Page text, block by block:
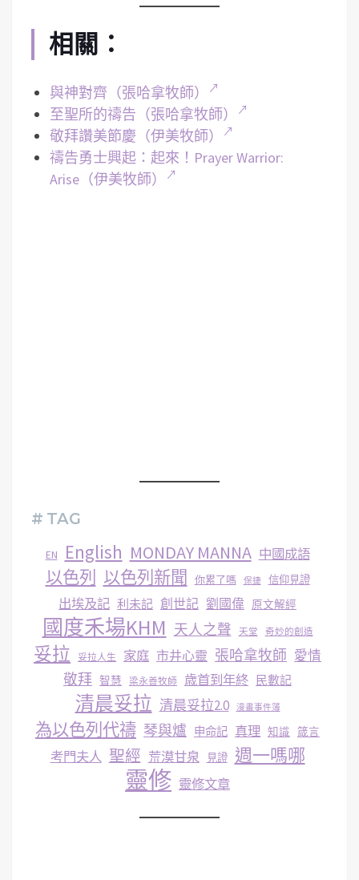
相關：
與神對齊（張哈拿牧師）
至聖所的禱告（張哈拿牧師）
敬拜讚美節慶（伊美牧師）
禱告勇士興起：起來！Prayer Warrior:
Arise（伊美牧師）
# TAG
EN English MONDAY MANNA 中國成語
以色列 以色列新聞 你累了嗎 保捷 信仰見證
出埃及記 利未記 創世記 劉國偉 原文解經
國度禾場KHM 天人之聲 天堂 奇妙的創造
妥拉 妥拉人生 家庭 市井心靈 張哈拿牧師 愛情
敬拜 智慧 梁永善牧師 歳首到年終 民數記
清晨妥拉 清晨妥拉2.0 漫畫事件簿
為以色列代禱 琴與爐 申命記 真理 知識 箴言
考門夫人 聖經 荒漠甘泉 見證 週一嗎哪
靈修 靈修文章